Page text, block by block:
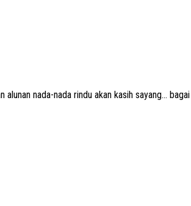
nada-nada rindu akan kasih sayang…